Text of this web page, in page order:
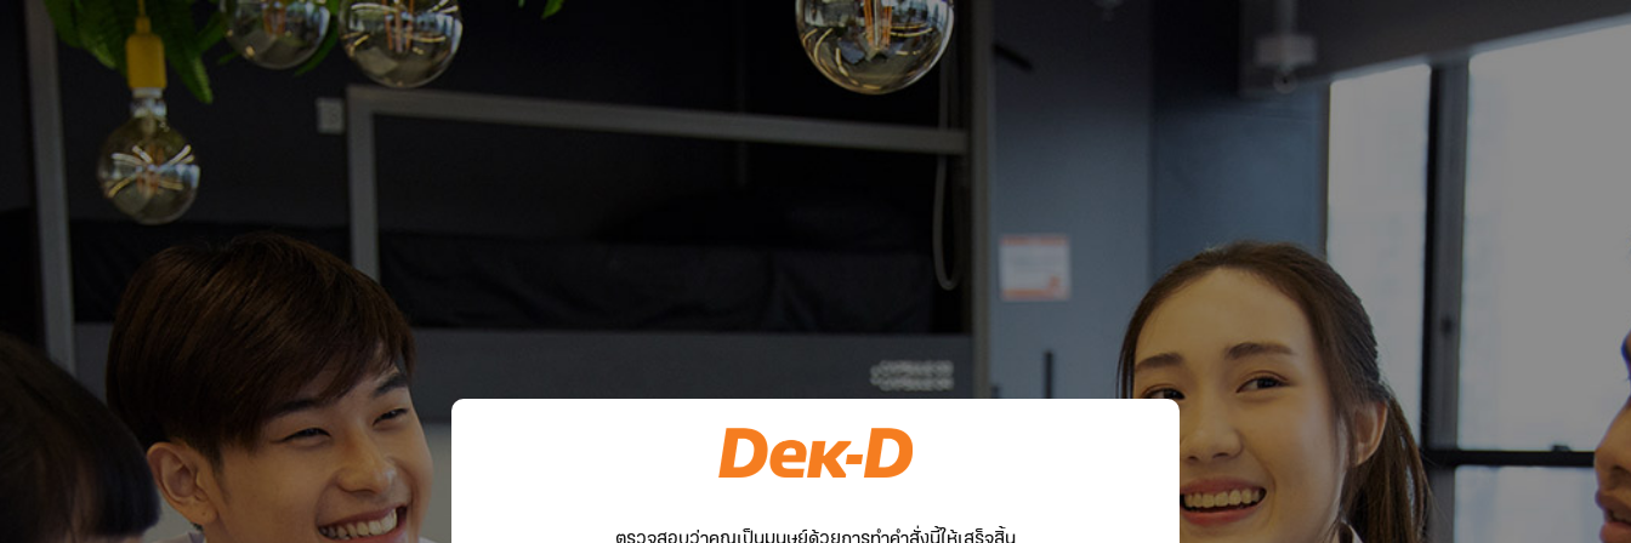
ตรวจสอบว่าคุณเป็นมนุษย์ด้วยการทำคำสั่งนี้ให้เสร็จสิ้น